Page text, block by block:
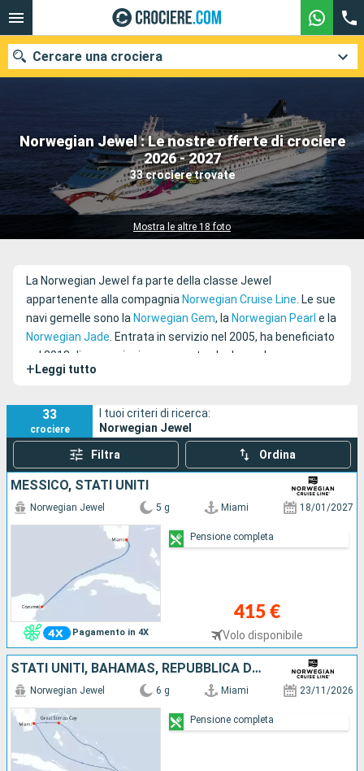
Norwegian Jewel : Le nostre offerte di crociere
2026 - 2027
33 crociere trovate
Mostra le altre 18 foto
Cercare una crociera
Le nostre destinazioni
Mesi di partenza
Compagnie
La Norwegian Jewel fa parte della classe Jewel
appartenente alla compagnia Norwegian Cruise Line. Le sue
navi gemelle sono la Norwegian Gem, la Norwegian Pearl e la
Norwegian Jade. Entrata in servizio nel 2005, ha beneficiato
nel 2018 di un ampio rinnovamento che la rende una nave
moderna e confortevole.
+ Leggi tutto
33
crociere
I tuoi criteri di ricerca:
Norwegian Jewel
Filtra Ordina
MESSICO, STATI UNITI
Pagamento in 4X
Norwegian Jewel 5 g Miami 18/01/2027
415 €
Volo disponibile
Pensione completa
STATI UNITI, BAHAMAS, REPUBBLICA DOMINICANA
Norwegian Jewel 6 g Miami 23/11/2026
Pensione completa